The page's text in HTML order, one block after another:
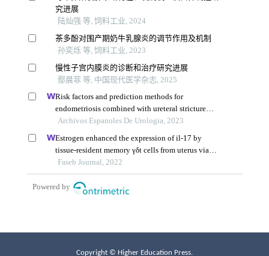
Copyright © Higher Education Press.